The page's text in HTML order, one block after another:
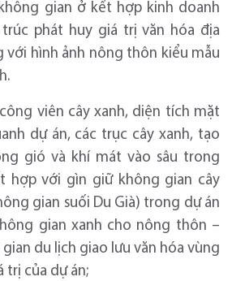
gian ở kết hợp kinh doanh
phát huy giá trị văn hóa địa
với hình ảnh nông thôn kiểu mẫu
viên cây xanh, diện tích mặt
dự án, các trục cây xanh, tạo
gió và khí mát vào sâu trong
hợp với gìn giữ không gian cây
gian suối Du Già) trong dự án
gian xanh cho nông thôn –
du lịch giao lưu văn hóa vùng
trị của dự án;